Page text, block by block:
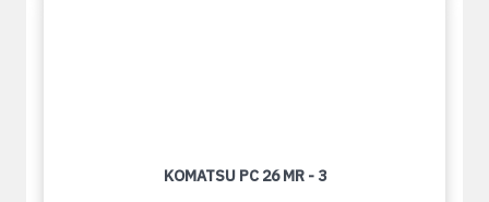
KOMATSU PC 26 MR - 3